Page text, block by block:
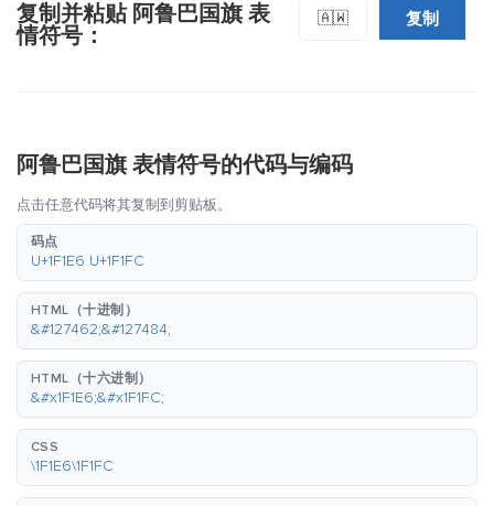
复制并粘贴 阿鲁巴国旗 表
情符号：
🇦🇼 复制
阿鲁巴国旗 表情符号的代码与编码
点击任意代码将其复制到剪贴板。
码点
U+1F1E6 U+1F1FC
HTML（十进制）
&#127462;&#127484;
HTML（十六进制）
&#x1F1E6;&#x1F1FC;
CSS
\1F1E6\1F1FC